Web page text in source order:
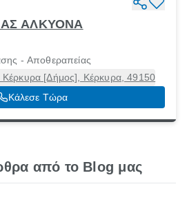
ΑΛΚΥΟΝΑ
- Αποθεραπείας
[Δήμος], Κέρκυρα, 49150
Κάλεσε Τώρα
από το Blog μας